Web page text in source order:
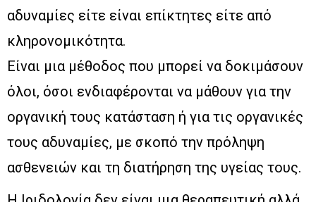
αδυναμίες είτε είναι επίκτητες είτε από
κληρονομικότητα.
Είναι μια μέθοδος που μπορεί να δοκιμάσουν
όλοι, όσοι ενδιαφέρονται να μάθουν για την
οργανική τους κατάσταση ή για τις οργανικές
τους αδυναμίες, με σκοπό την πρόληψη
ασθενειών και τη διατήρηση της υγείας τους.